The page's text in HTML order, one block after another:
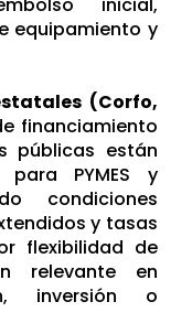
equipamiento y
(Corfo,
financiamiento
públicas están
para PYMES y
condiciones
y tasas
flexibilidad de
relevante en
inversión o